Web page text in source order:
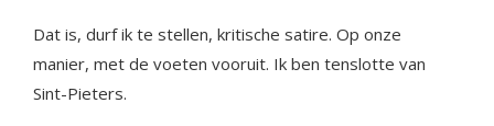
Dat is, durf ik te stellen, kritische satire. Op onze
manier, met de voeten vooruit. Ik ben tenslotte van
Sint-Pieters.